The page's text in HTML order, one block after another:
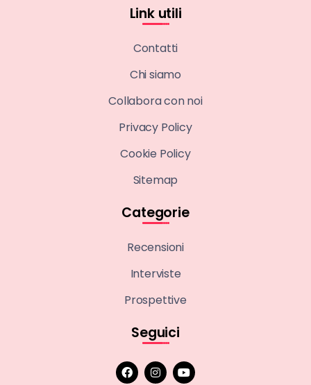
Link utili
Contatti
Chi siamo
Collabora con noi
Privacy Policy
Cookie Policy
Sitemap
Categorie
Recensioni
Interviste
Prospettive
Seguici